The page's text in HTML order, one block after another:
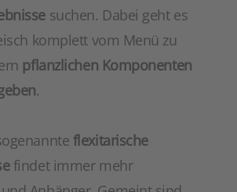
suchen. Dabei geht es
komplett vom Menü zu
pflanzlichen Komponenten
.
flexitarische
findet immer mehr